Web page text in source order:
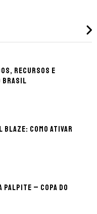
recursos e
Brasil
Blaze: como ativar
palpite – Copa do